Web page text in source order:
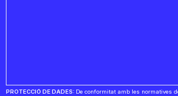
PROTECCIÓ DE DADES: De conformitat amb les normatives